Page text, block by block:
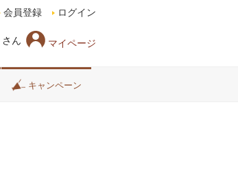
さん マイページ
会員登録 ログイン
キャンペーン